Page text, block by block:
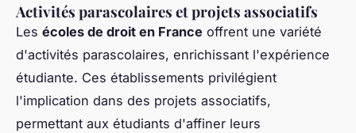
Activités parascolaires et projets associatifs
Les écoles de droit en France offrent une variété
d'activités parascolaires, enrichissant l'expérience
étudiante. Ces établissements privilégient
l'implication dans des projets associatifs,
permettant aux étudiants d'affiner leurs